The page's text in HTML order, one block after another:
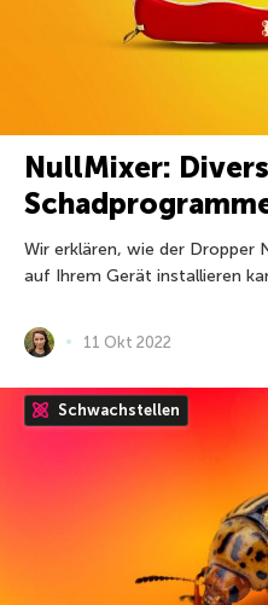
NullMixer:
Wir erklären, wie der Dropper
auf Ihrem Gerät installieren
11 Okt 2022
Schwachstellen